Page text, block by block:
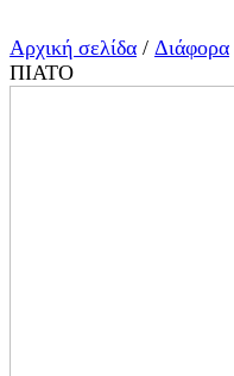
Αρχική σελίδα / Διάφορα
ΠΙΑΤΟ